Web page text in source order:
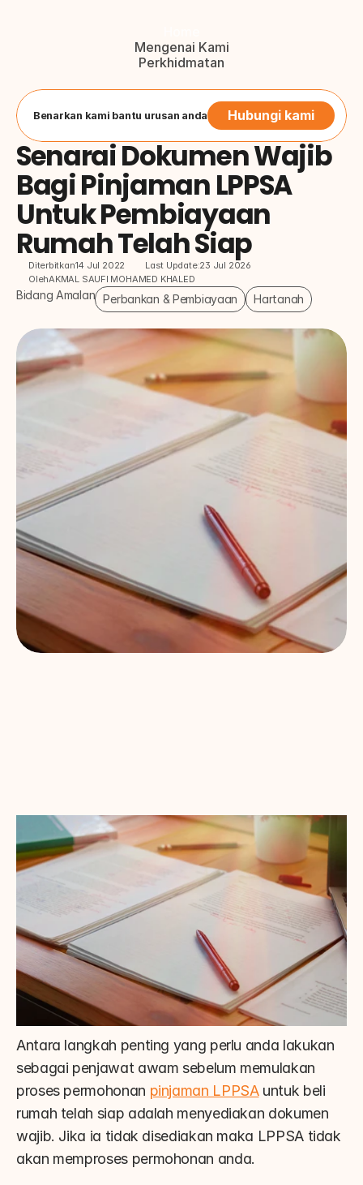
Mengenai Kami
Perkhidmatan
Hubungi Kami
Button
Benarkan kami bantu urusan anda Hubungi kami
Senarai Dokumen Wajib
Bagi Pinjaman LPPSA
Untuk Pembiayaan
Rumah Telah Siap
Diterbitkan14 Jul 2022 Last Update:23 Jul 2026
OlehAKMAL SAUFI MOHAMED KHALED
Bidang Amalan Perbankan & Pembiayaan Hartanah
Antara langkah penting yang perlu anda lakukan
sebagai penjawat awam sebelum memulakan
proses permohonan pinjaman LPPSA untuk beli
rumah telah siap adalah menyediakan dokumen
wajib. Jika ia tidak disediakan maka LPPSA tidak
akan memproses permohonan anda.